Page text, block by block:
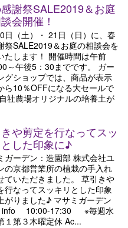
謝祭SALE2019＆お庭
会開催！
日（土）・ 21日（日）に、春
祭SALE2019＆お庭の相談会を
たします！ 開催時間は午前
～午後5：30までです。 ガー
グショップでは、商品が表示
ら10％OFFになる大セールで
社農場オリジナルの培養土が
や剪定を行なってスッ
した印象に♪
ガーデン：造園部 株式会社ユ
の京都営業所の植栽の手入れ
ていただきました。 草引きや
行なってスッキリとした印象
がりました♪ マサミガーデン
info 10:00-17:30 ※毎週水
１第３木曜定休 Ac...